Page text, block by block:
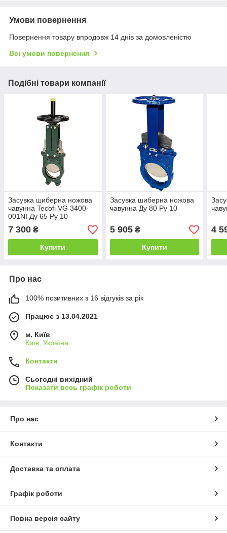
Умови повернення
Повернення товару впродовж 14 днів за домовленістю
Всі умови повернення
Подібні товари компанії
Засувка шиберна ножова
чавунна Tecofi VG 3400-
001NI Ду 65 Ру 10
7 300 ₴
Купити
Засувка шиберна ножова
чавунна Ду 80 Ру 10
5 905₴
Купити
4
Про нас
100% позитивних з 16 відгуків за рік
Працює з 13.04.2021
м. Київ
Київ, Україна
Контакти
Сьогодні вихідний
Показати весь графік роботи
Про нас
Контакти
Доставка та оплата
Графік роботи
Повна версія сайту